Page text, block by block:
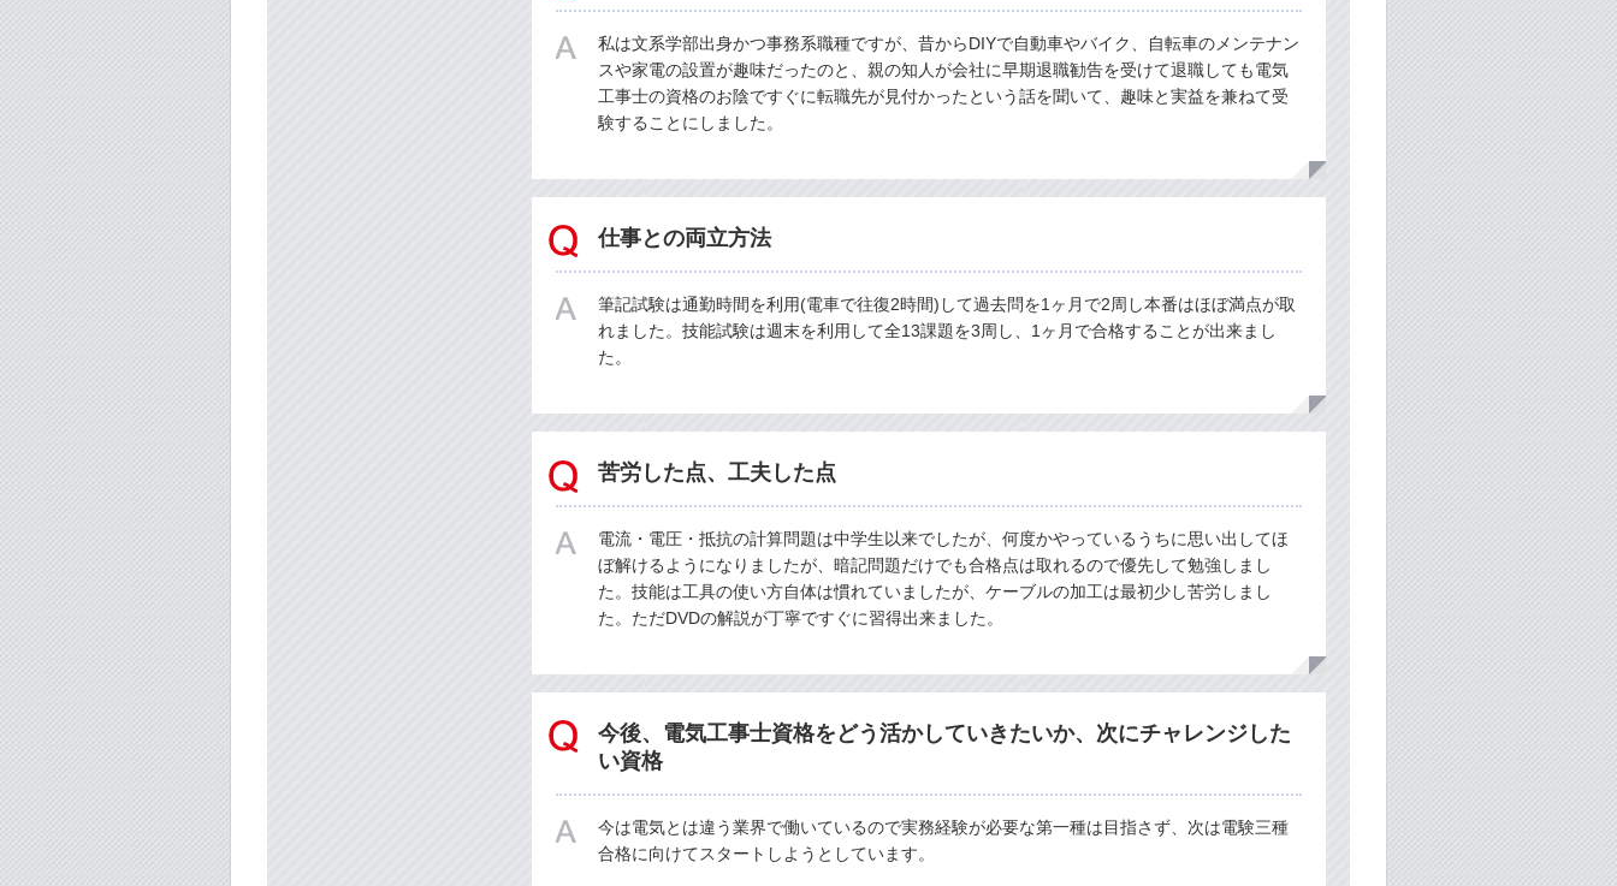
私は文系学部出身かつ事務系職種ですが、昔からDIYで自動車やバイク、自転車のメンテナン
スや家電の設置が趣味だったのと、親の知人が会社に早期退職勧告を受けて退職しても電気
工事士の資格のお陰ですぐに転職先が見付かったという話を聞いて、趣味と実益を兼ねて受
験することにしました。
仕事との両立方法
筆記試験は通勤時間を利用(電車で往復2時間)して過去問を1ヶ月で2周し本番はほぼ満点が取
れました。技能試験は週末を利用して全13課題を3周し、1ヶ月で合格することが出来まし
た。
苦労した点、工夫した点
電流・電圧・抵抗の計算問題は中学生以来でしたが、何度かやっているうちに思い出してほ
ぼ解けるようになりましたが、暗記問題だけでも合格点は取れるので優先して勉強しまし
た。技能は工具の使い方自体は慣れていましたが、ケーブルの加工は最初少し苦労しまし
た。ただDVDの解説が丁寧ですぐに習得出来ました。
今後、電気工事士資格をどう活かしていきたいか、次にチャレンジした
い資格
今は電気とは違う業界で働いているので実務経験が必要な第一種は目指さず、次は電験三種
合格に向けてスタートしようとしています。